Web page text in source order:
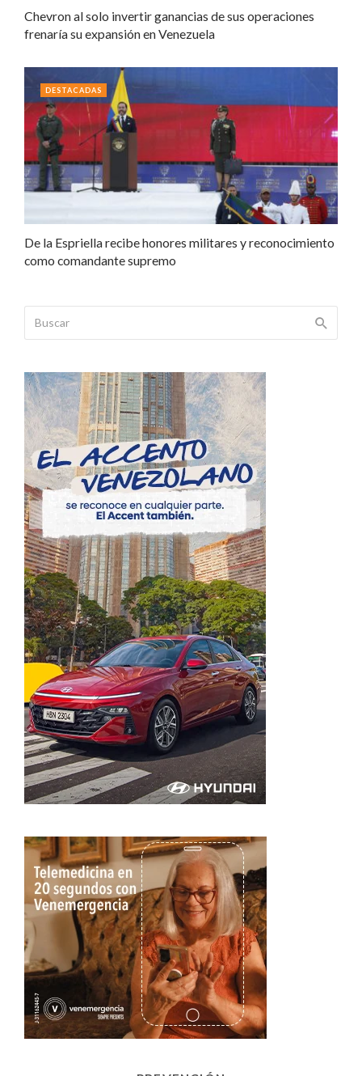
Chevron al solo invertir ganancias de sus operaciones
frenaría su expansión en Venezuela
De la Espriella recibe honores militares y reconocimiento
como comandante supremo
DESTACADAS